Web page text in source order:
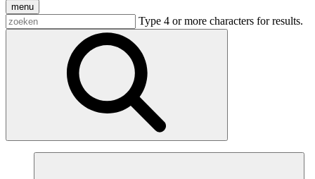
menu
Type 4 or more characters for results.